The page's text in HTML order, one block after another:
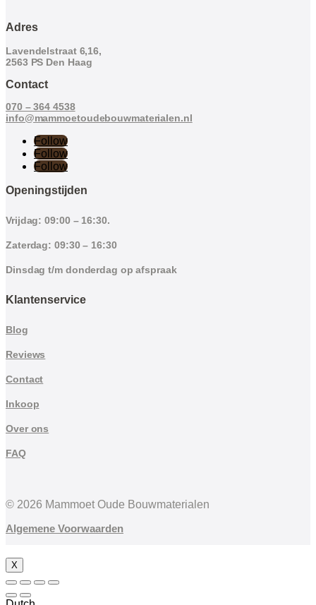
Adres
Lavendelstraat 6,16,
2563 PS Den Haag
Contact
070 – 364 4538
info@mammoetoudebouwmaterialen.nl
Follow
Follow
Follow
Openingstijden
Vrijdag: 09:00 – 16:30.
Zaterdag: 09:30 – 16:30
Dinsdag t/m donderdag op afspraak
Klantenservice
Blog
Reviews
Contact
Inkoop
Over ons
FAQ
© 2026 Mammoet Oude Bouwmaterialen
Algemene Voorwaarden
X